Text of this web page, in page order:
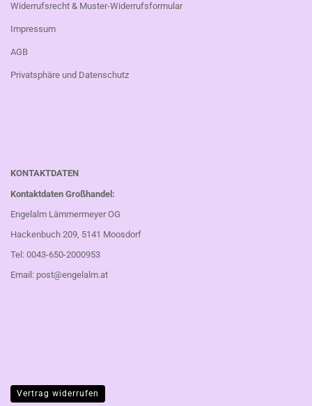
Widerrufsrecht & Muster-Widerrufsformular
Impressum
AGB
Privatsphäre und Datenschutz
KONTAKTDATEN
Kontaktdaten Großhandel:
Engelalm Lämmermeyer OG
Hackenbuch 209, 5141 Moosdorf
Tel: 0043-650-2000953
Email: post@engelalm.at
Vertrag widerrufen